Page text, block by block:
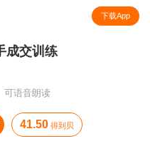
下载App
成交训练
可语音朗读
41.50 得到贝